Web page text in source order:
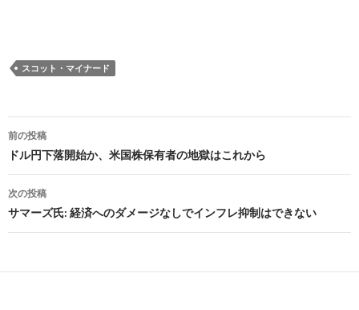
スコット・マイナード
投
稿
ナ
ビ
ー
前の投稿
ドル円下落開始か、米国株保有者の地獄はこれから
次の投稿
サマーズ氏: 経済へのダメージなしでインフレ抑制はできない